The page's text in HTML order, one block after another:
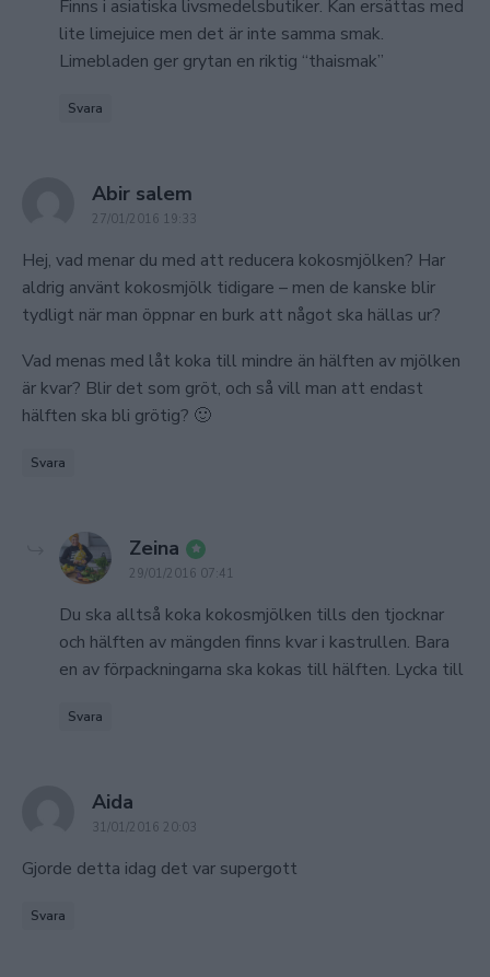
Finns i asiatiska livsmedelsbutiker. Kan ersättas med
lite limejuice men det är inte samma smak.
Limebladen ger grytan en riktig “thaismak”
Svara
Abir salem
27/01/2016 19:33
Hej, vad menar du med att reducera kokosmjölken? Har
aldrig använt kokosmjölk tidigare – men de kanske blir
tydligt när man öppnar en burk att något ska hällas ur?
Vad menas med låt koka till mindre än hälften av mjölken
är kvar? Blir det som gröt, och så vill man att endast
hälften ska bli grötig? 🙂
Svara
Zeina says:
29/01/2016 07:41
Du ska alltså koka kokosmjölken tills den tjocknar
och hälften av mängden finns kvar i kastrullen. Bara
en av förpackningarna ska kokas till hälften. Lycka till
Svara
Aida
31/01/2016 20:03
Gjorde detta idag det var supergott
Svara